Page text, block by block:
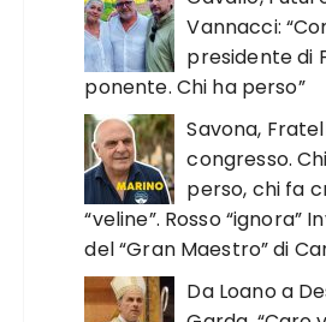
Vannacci:
presidente di
ponente. Chi ha perso”
Savona,
congresso.
perso, chi fa
“veline”. Rosso “ignora”
del “Gran Maestro” di
Da Loano a